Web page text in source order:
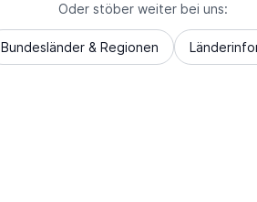
Oder stöber weiter bei uns:
Bundesländer & Regionen